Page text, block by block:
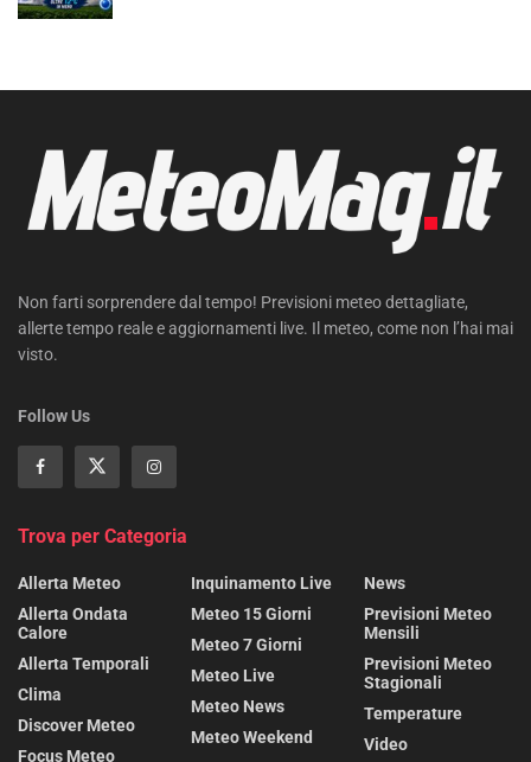
Non farti sorprendere dal tempo! Previsioni meteo dettagliate,
allerte tempo reale e aggiornamenti live. Il meteo, come non l’hai mai
visto.
Follow Us
Trova per Categoria
Allerta Meteo
Allerta Ondata
Calore
Allerta Temporali
Clima
Discover Meteo
Focus Meteo
Inquinamento Live
Meteo 15 Giorni
Meteo 7 Giorni
Meteo Live
Meteo News
Meteo Weekend
News
Previsioni Meteo
Mensili
Previsioni Meteo
Stagionali
Temperature
Video